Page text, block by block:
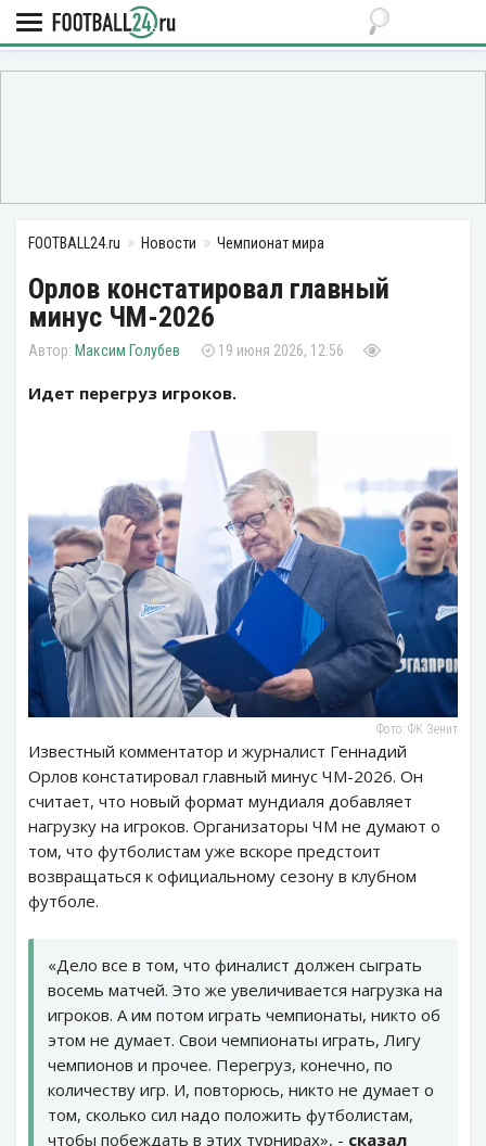
FOOTBALL24.ru Новости Чемпионат мира
Орлов констатировал главный
минус ЧМ-2026
Максим Голубев 19 июня 2026, 12:56
Идет перегруз игроков.
Фото: ФК Зенит
Известный комментатор и журналист Геннадий
Орлов констатировал главный минус ЧМ-2026. Он
считает, что новый формат мундиаля добавляет
нагрузку на игроков. Организаторы ЧМ не думают о
том, что футболистам уже вскоре предстоит
возвращаться к официальному сезону в клубном
футболе.
«Дело все в том, что финалист должен сыграть
восемь матчей. Это же увеличивается нагрузка на
игроков. А им потом играть чемпионаты, никто об
этом не думает. Свои чемпионаты играть, Лигу
чемпионов и прочее. Перегруз, конечно, по
количеству игр. И, повторюсь, никто не думает о
том, сколько сил надо положить футболистам,
чтобы побеждать в этих турнирах», - сказал